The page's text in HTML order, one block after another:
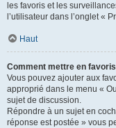
les favoris et les
l’utilisateur dans l’onglet «
Haut
Comment mettre en
Vous pouvez ajouter aux
approprié dans le menu «
sujet de discussion.
Répondre à un sujet en
réponse est postée » vous